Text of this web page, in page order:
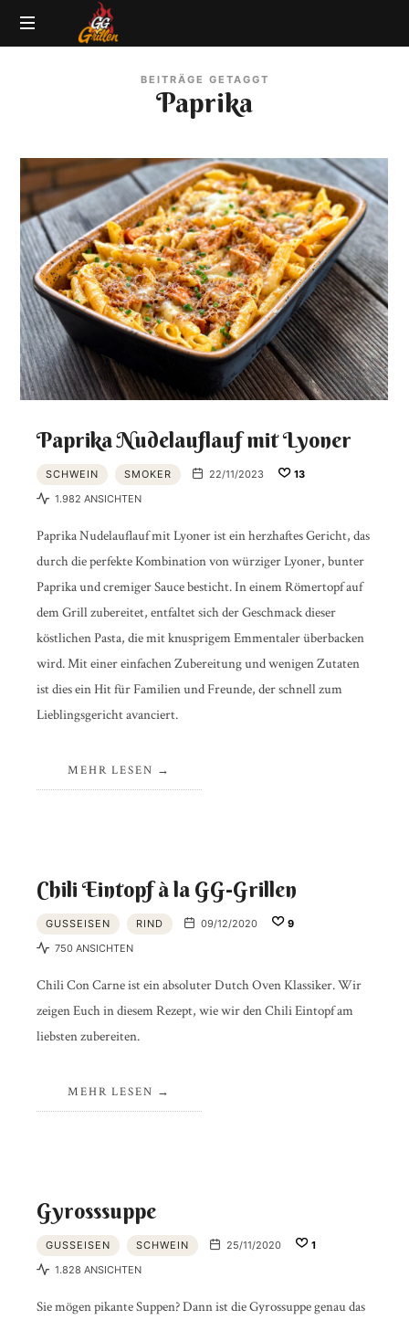
GG-
|
BBQ
Lexikon
BEITRÄGE GETAGGT
Paprika
Paprika Nudelauflauf mit Lyoner
SCHWEIN SMOKER 22/11/2023
13
1.982 ANSICHTEN
Paprika Nudelauflauf mit Lyoner ist ein herzhaftes Gericht, das
durch die perfekte Kombination von würziger Lyoner, bunter
Paprika und cremiger Sauce besticht. In einem Römertopf auf
dem Grill zubereitet, entfaltet sich der Geschmack dieser
köstlichen Pasta, die mit knusprigem Emmentaler überbacken
wird. Mit einer einfachen Zubereitung und wenigen Zutaten
ist dies ein Hit für Familien und Freunde, der schnell zum
Lieblingsgericht avanciert.
MEHR LESEN
Chili Eintopf à la GG-Grillen
GUSSEISEN RIND 09/12/2020
9
750 ANSICHTEN
Chili Con Carne ist ein absoluter Dutch Oven Klassiker. Wir
zeigen Euch in diesem Rezept, wie wir den Chili Eintopf am
liebsten zubereiten.
MEHR LESEN
Gyrosssuppe
GUSSEISEN SCHWEIN 25/11/2020
1
1.828 ANSICHTEN
Sie mögen pikante Suppen? Dann ist die Gyrossuppe genau das